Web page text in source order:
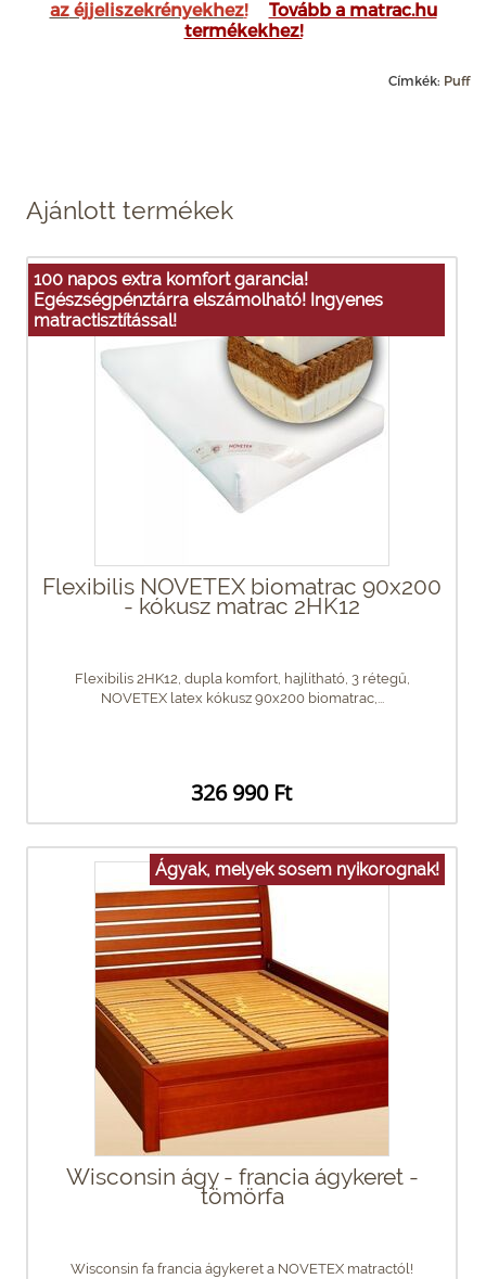
azéjjeliszekrényekhez!
Tovább a matrac.hu
termékekhez!
Címkék: Puff
Ajánlott termékek
100 napos extra komfort garancia!
Egészségpénztárra elszámolható! Ingyenes
matractisztítással!
Flexibilis NOVETEX biomatrac 90x200
- kókusz matrac 2HK12
Flexibilis 2HK12, dupla komfort, hajlítható, 3 rétegű,
NOVETEX latex kókusz 90x200 biomatrac,...
326 990 Ft
Ágyak, melyek sosem nyikorognak!
Wisconsin ágy - francia ágykeret -
tömörfa
Wisconsin fa francia ágykeret a NOVETEX matractól!